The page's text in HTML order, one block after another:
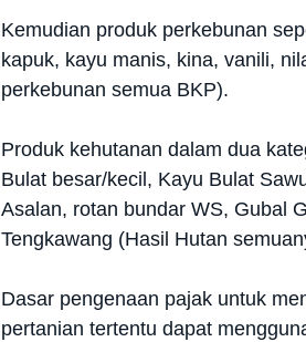
Kemudian produk perkebunan
kapuk, kayu manis, kina, vanili,
perkebunan semua BKP).
Produk kehutanan dalam dua
Bulat besar/kecil, Kayu Bulat
Asalan, rotan bundar WS, Gubal
Tengkawang (Hasil Hutan
Dasar pengenaan pajak untuk
pertanian tertentu dapat